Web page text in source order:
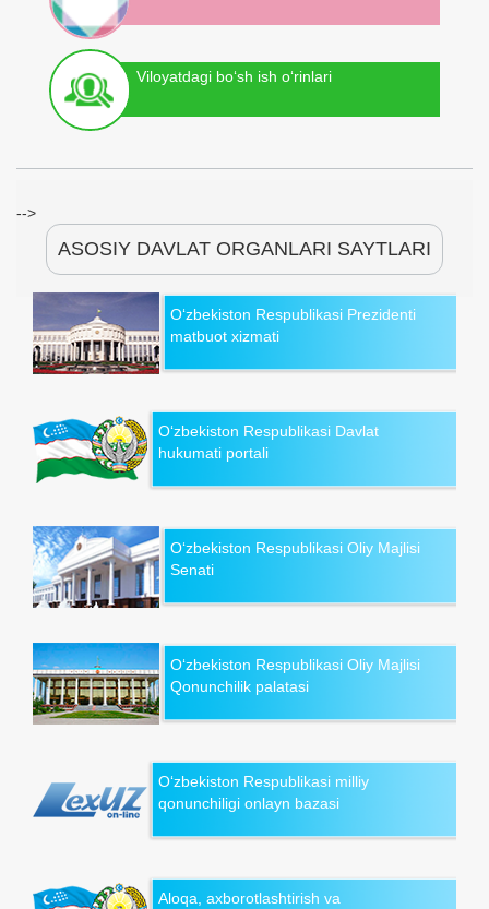
Viloyatdagi bo‘sh ish o‘rinlari
-->
ASOSIY DAVLAT ORGANLARI SAYTLARI
O‘zbekiston Respublikasi Prezidenti
matbuot xizmati
O‘zbekiston Respublikasi Davlat
hukumati portali
O‘zbekiston Respublikasi Oliy Majlisi
Senati
O‘zbekiston Respublikasi Oliy Majlisi
Qonunchilik palatasi
O‘zbekiston Respublikasi milliy
qonunchiligi onlayn bazasi
Aloqa, axborotlashtirish va